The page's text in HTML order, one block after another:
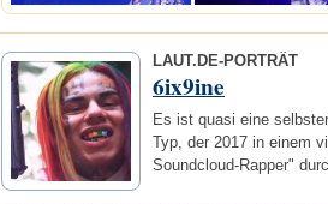
LAUT.DE-PORTRÄT
6ix9ine
Es ist quasi eine
Typ, der 2017 in einem
Soundcloud-Rapper"